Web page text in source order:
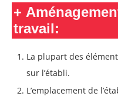
+
travail:
La plupart des
sur l’établi.
L’emplacement de